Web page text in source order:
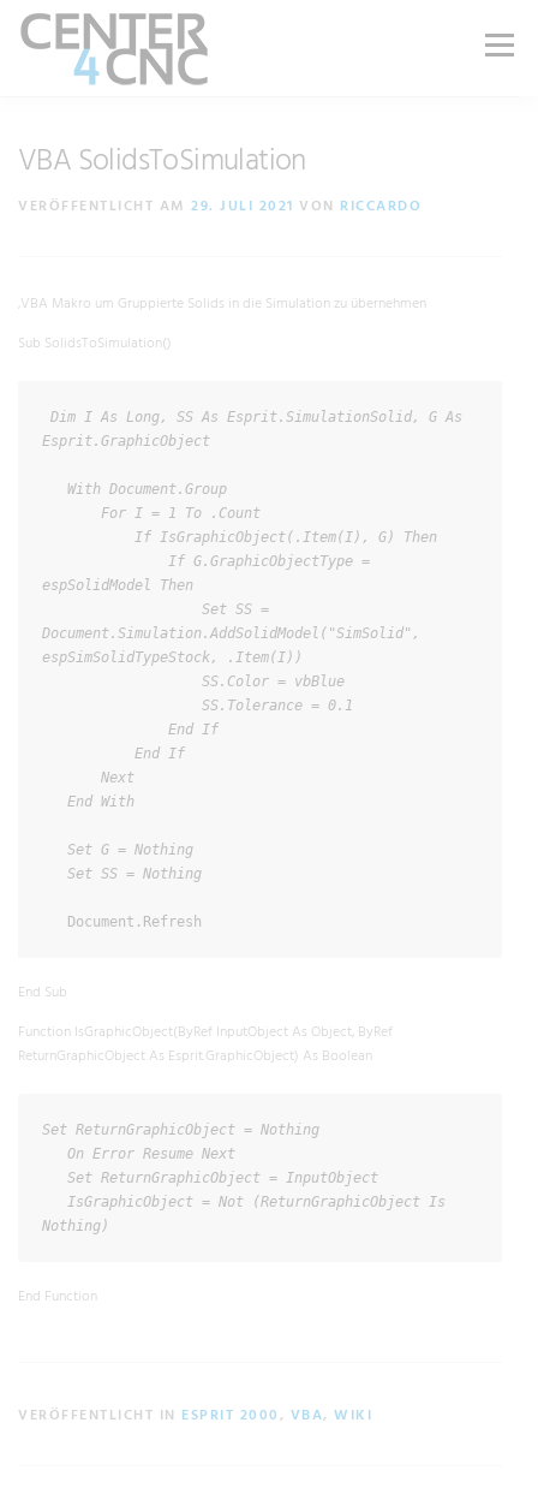
Menü
VBA SolidsToSimulation
VERÖFFENTLICHT AM 29. JULI 2021 VON RICCARDO
‚VBA Makro um Gruppierte Solids in die Simulation zu übernehmen
Sub SolidsToSimulation()
Esprit.GraphicObject
espSolidModel Then
Document.Simulation.AddSolidModel("SimSolid",
espSimSolidTypeStock, .Item(I))
   Set SS = Nothing
   Document.Refresh
End Sub
Function IsGraphicObject(ByRef InputObject As Object, ByRef
ReturnGraphicObject As Esprit.GraphicObject) As Boolean
Set ReturnGraphicObject = Nothing
Nothing)
End Function
VERÖFFENTLICHT IN ESPRIT 2000, VBA, WIKI